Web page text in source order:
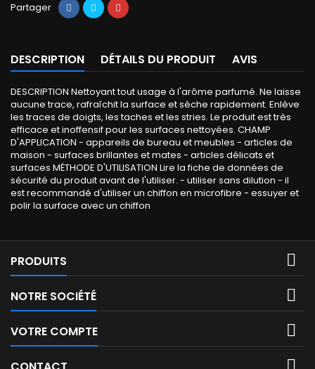
Partager
DESCRIPTION DÉTAILS DU PRODUIT AVIS
DESCRIPTION Nettoyant tout usage à l'arôme parfumé. Ne laisse
aucune trace, rafraîchit la surface et sèche rapidement. Enlève
les traces de doigts, les taches et les stries. Le produit est très
efficace et inoffensif pour les surfaces nettoyées. CHAMP
D'APPLICATION - appareils de bureau et meubles - articles de
maison - surfaces brillantes et mates - articles délicats et
surfaces MÉTHODE D'UTILISATION Lire la fiche de données de
sécurité du produit avant de l'utiliser. - utiliser sans dilution - il
est recommandé d'utiliser un chiffon en microfibre - essuyer et
polir la surface avec un chiffon
PRODUITS 
NOTRE SOCIÉTÉ 
VOTRE COMPTE 